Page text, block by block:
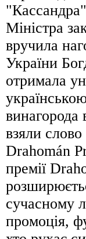
Міністра
вручила
України
отримала
винагорода
взяли слово
Drahomán
премії
сучасному
промоція,